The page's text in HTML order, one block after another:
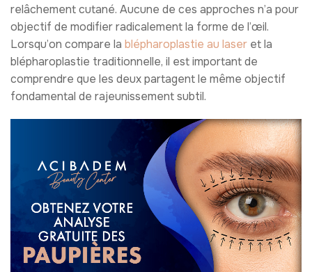
relâchement cutané. Aucune de ces approches n’a pour
objectif de modifier radicalement la forme de l’œil.
Lorsqu’on compare la blépharoplastie au laser et la
blépharoplastie traditionnelle, il est important de
comprendre que les deux partagent le même objectif
fondamental de rajeunissement subtil.